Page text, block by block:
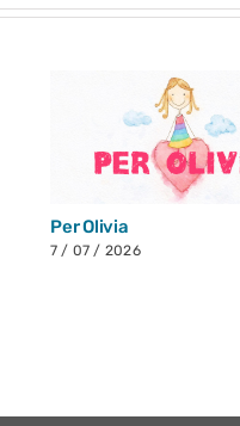
Per Olivia
7 / 07 / 2026